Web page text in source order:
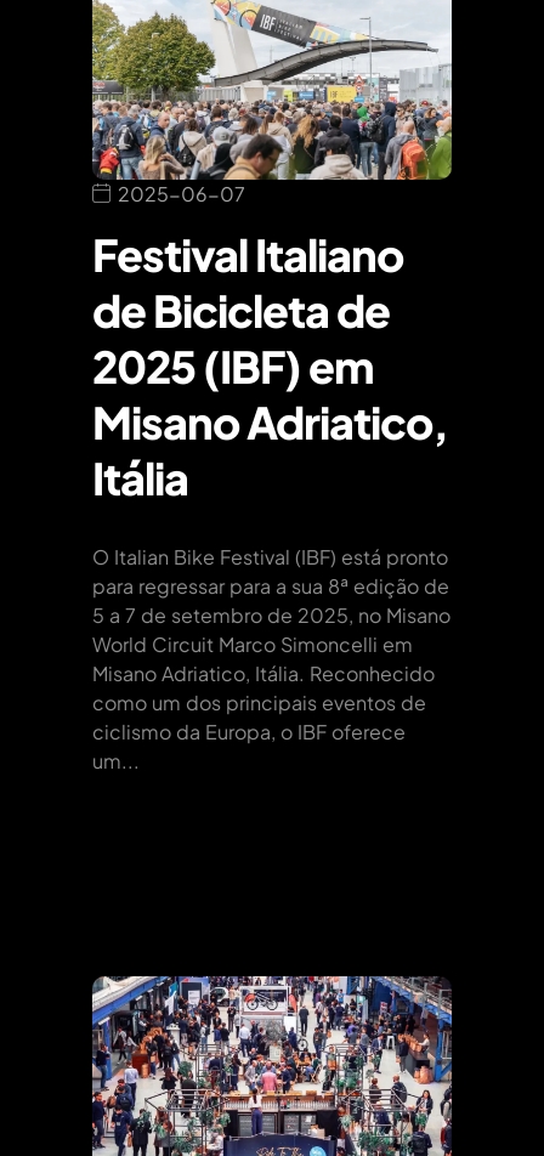
2025-06-07
Festival Italiano
de Bicicleta de
2025 (IBF) em
Misano Adriatico,
Itália
O Italian Bike Festival (IBF) está pronto
para regressar para a sua 8ª edição de
5 a 7 de setembro de 2025, no Misano
World Circuit Marco Simoncelli em
Misano Adriatico, Itália. Reconhecido
como um dos principais eventos de
ciclismo da Europa, o IBF oferece
um...